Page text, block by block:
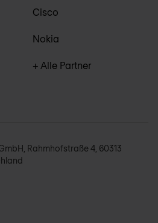
Cisco
Nokia
+ Alle Partner
Rahmhofstraße 4, 60313